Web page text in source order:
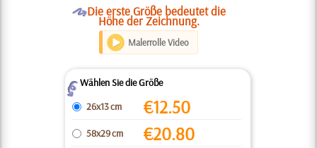
ODie erste Größe bedeutet die
Höhe der Zeichnung.
Malerrolle Video
ZWählen Sie die Größe
26x13 cm
€12.50
58x29 cm €20.80